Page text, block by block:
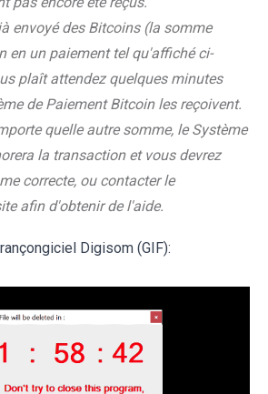
envoyé des Bitcoins (la somme
en un paiement tel qu'affiché ci-
plaît attendez quelques minutes
de Paiement Bitcoin les reçoivent.
quelle autre somme, le Système
la transaction et vous devrez
correcte, ou contacter le
afin d'obtenir de l'aide.
Digisom (GIF):